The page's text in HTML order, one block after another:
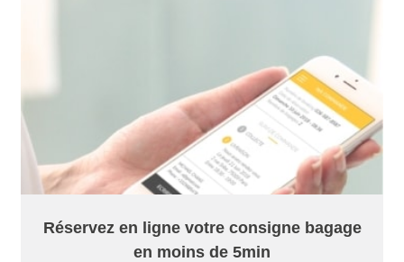
Réservez en ligne votre consigne bagage
en moins de 5min